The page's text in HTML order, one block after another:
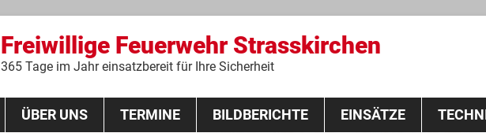
Freiwillige Feuerwehr Strasskirchen
365 Tage im Jahr einsatzbereit für Ihre Sicherheit
Zum
springen
ÜBER UNS TERMINE BILDBERICHTE EINSÄTZE